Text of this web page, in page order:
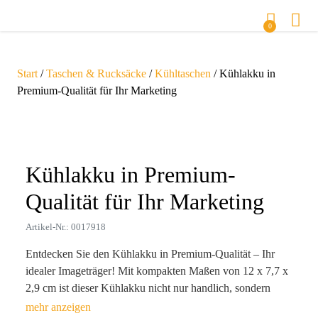
0
Start /Taschen & Rucksäcke /Kühltaschen / Kühlakku in
Premium-Qualität für Ihr Marketing
Kühlakku in Premium-
Qualität für Ihr Marketing
Artikel-Nr.: 0017918
Entdecken Sie den Kühlakku in Premium-Qualität – Ihr
idealer Imageträger! Mit kompakten Maßen von 12 x 7,7 x
2,9 cm ist dieser Kühlakku nicht nur handlich, sondern
auch ein unverzichtbarer Begleiter für Veranstaltungen,